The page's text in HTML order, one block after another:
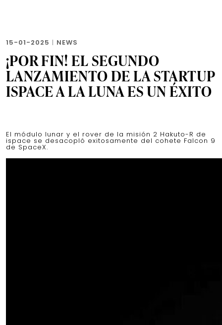
15-01-2025 | NEWS
¡POR FIN! EL SEGUNDO
LANZAMIENTO DE LA STARTUP
ISPACE A LA LUNA ES UN ÉXITO
El módulo lunar y el rover de la misión 2 Hakuto-R de
ispace se desacopló exitosamente del cohete Falcon 9
de SpaceX.